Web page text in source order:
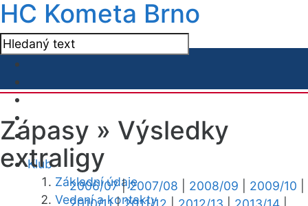
HC Kometa Brno
Klub
Základní údaje
Vedení a kontakty
Zápasy » Výsledky
extraligy
2006/07|2007/08 2008/09 2009/10